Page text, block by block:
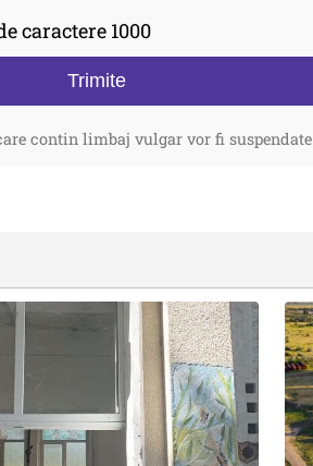
caractere 1000
Trimite
contin limbaj vulgar vor fi suspendate